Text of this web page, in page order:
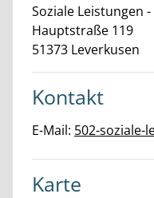
Soziale Leistungen
Hauptstraße 119
51373 Leverkusen
Kontakt
E-Mail: 502-soziale-
Karte